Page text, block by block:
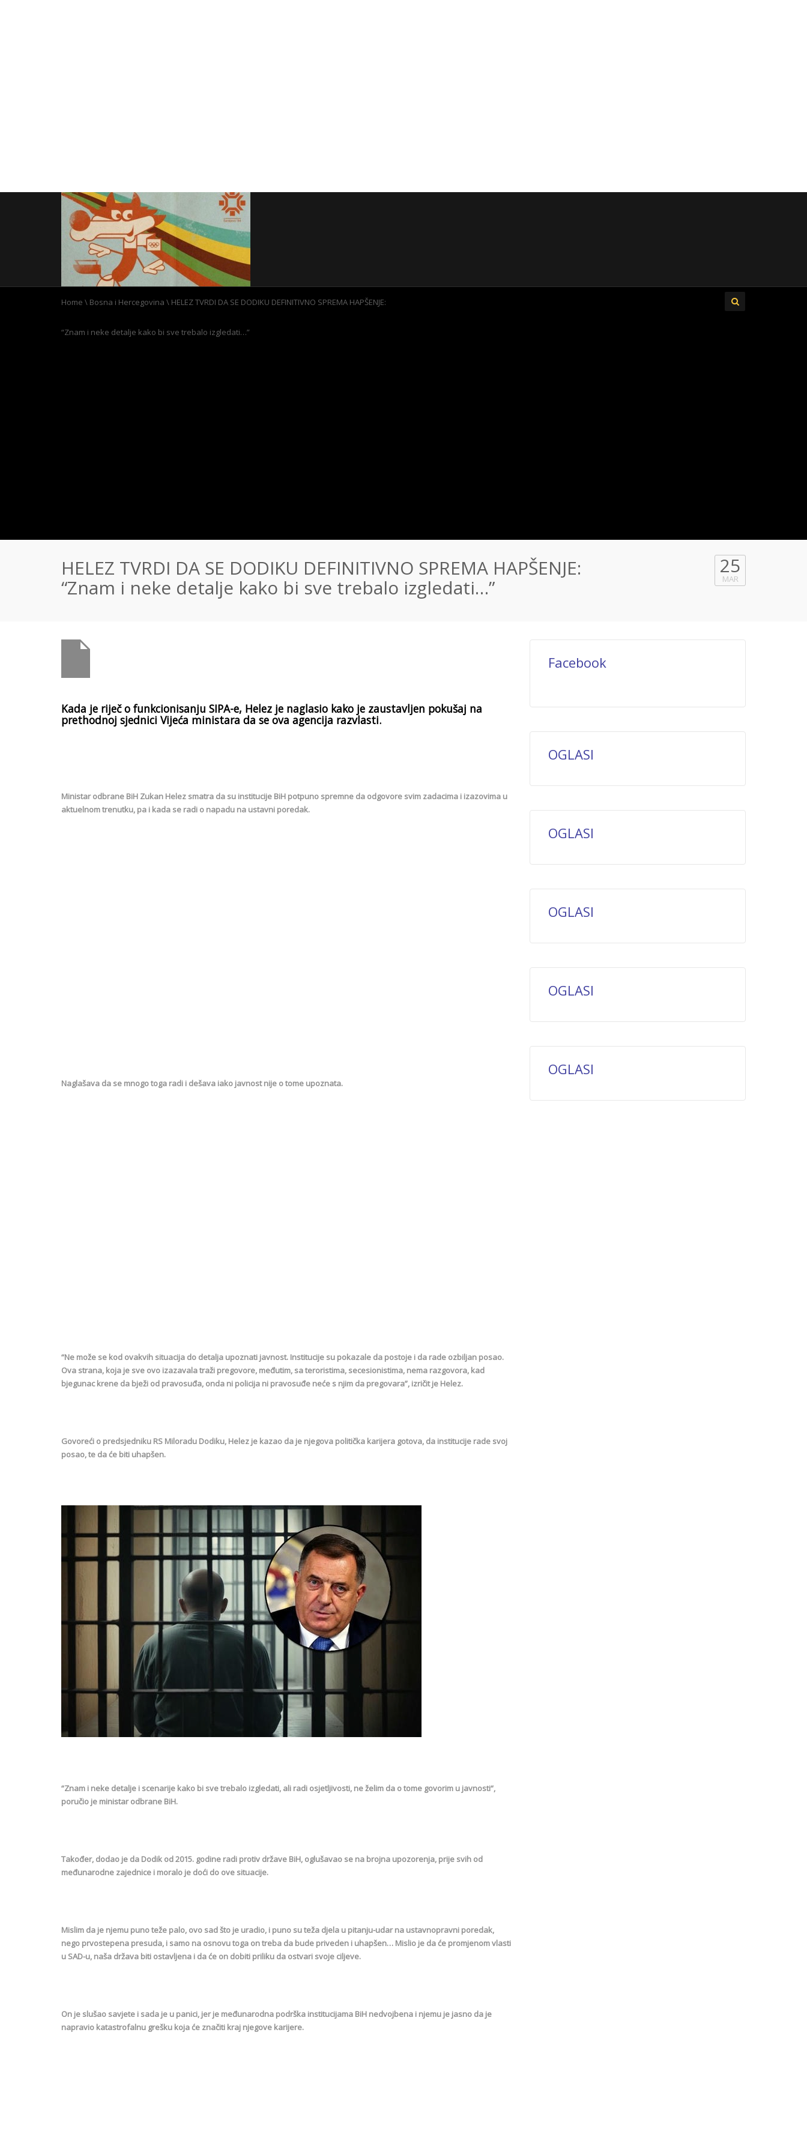
Home \ Bosna i Hercegovina \ HELEZ TVRDI DA SE DODIKU DEFINITIVNO SPREMA HAPŠENJE:
“Znam i neke detalje kako bi sve trebalo izgledati…”
HELEZ TVRDI DA SE DODIKU DEFINITIVNO SPREMA HAPŠENJE:
“Znam i neke detalje kako bi sve trebalo izgledati…”
25
MAR
Kada je riječ o funkcionisanju SIPA-e, Helez je naglasio kako je zaustavljen pokušaj na
prethodnoj sjednici Vijeća ministara da se ova agencija razvlasti.
Ministar odbrane BiH Zukan Helez smatra da su institucije BiH potpuno spremne da odgovore svim zadacima i izazovima u
aktuelnom trenutku, pa i kada se radi o napadu na ustavni poredak.
Naglašava da se mnogo toga radi i dešava iako javnost nije o tome upoznata.
“Ne može se kod ovakvih situacija do detalja upoznati javnost. Institucije su pokazale da postoje i da rade ozbiljan posao.
Ova strana, koja je sve ovo izazavala traži pregovore, međutim, sa teroristima, secesionistima, nema razgovora, kad
bjegunac krene da bježi od pravosuđa, onda ni policija ni pravosuđe neće s njim da pregovara”, izričit je Helez.
Govoreći o predsjedniku RS Miloradu Dodiku, Helez je kazao da je njegova politička karijera gotova, da institucije rade svoj
posao, te da će biti uhapšen.
“Znam i neke detalje i scenarije kako bi sve trebalo izgledati, ali radi osjetljivosti, ne želim da o tome govorim u javnosti“,
poručio je ministar odbrane BiH.
Također, dodao je da Dodik od 2015. godine radi protiv države BiH, oglušavao se na brojna upozorenja, prije svih od
međunarodne zajednice i moralo je doći do ove situacije.
Mislim da je njemu puno teže palo, ovo sad što je uradio, i puno su teža djela u pitanju-udar na ustavnopravni poredak,
nego prvostepena presuda, i samo na osnovu toga on treba da bude priveden i uhapšen… Mislio je da će promjenom vlasti
u SAD-u, naša država biti ostavljena i da će on dobiti priliku da ostvari svoje ciljeve.
On je slušao savjete i sada je u panici, jer je međunarodna podrška institucijama BiH nedvojbena i njemu je jasno da je
napravio katastrofalnu grešku koja će značiti kraj njegove karijere.
Facebook
OGLASI
OGLASI
OGLASI
OGLASI
OGLASI